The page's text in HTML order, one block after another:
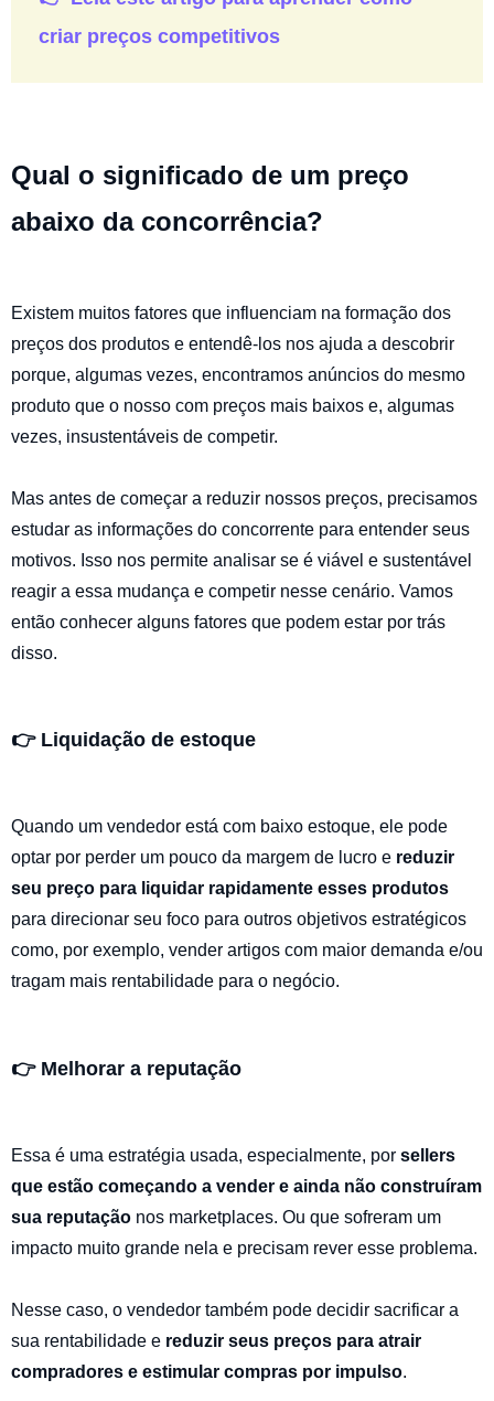
criar preços competitivos
Qual o significado de um preço
abaixo da concorrência?
Existem muitos fatores que influenciam na formação dos
preços dos produtos e entendê-los nos ajuda a descobrir
porque, algumas vezes, encontramos anúncios do mesmo
produto que o nosso com preços mais baixos e, algumas
vezes, insustentáveis de competir.
Mas antes de começar a reduzir nossos preços, precisamos
estudar as informações do concorrente para entender seus
motivos. Isso nos permite analisar se é viável e sustentável
reagir a essa mudança e competir nesse cenário. Vamos
então conhecer alguns fatores que podem estar por trás
disso.
👉 Liquidação de estoque
Quando um vendedor está com baixo estoque, ele pode
optar por perder um pouco da margem de lucro e reduzir
seu preço para liquidar rapidamente esses produtos
para direcionar seu foco para outros objetivos estratégicos
como, por exemplo, vender artigos com maior demanda e/ou
tragam mais rentabilidade para o negócio.
👉 Melhorar a reputação
Essa é uma estratégia usada, especialmente, por sellers
que estão começando a vender e ainda não construíram
sua reputação nos marketplaces. Ou que sofreram um
impacto muito grande nela e precisam rever esse problema.
Nesse caso, o vendedor também pode decidir sacrificar a
sua rentabilidade e reduzir seus preços para atrair
compradores e estimular compras por impulso.